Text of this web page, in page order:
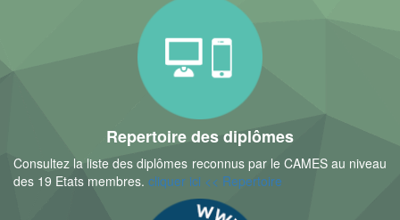
Repertoire des diplômes
Consultez la liste des diplômes reconnus par le CAMES au niveau
des 19 Etats membres. cliquer ici << Repertoire